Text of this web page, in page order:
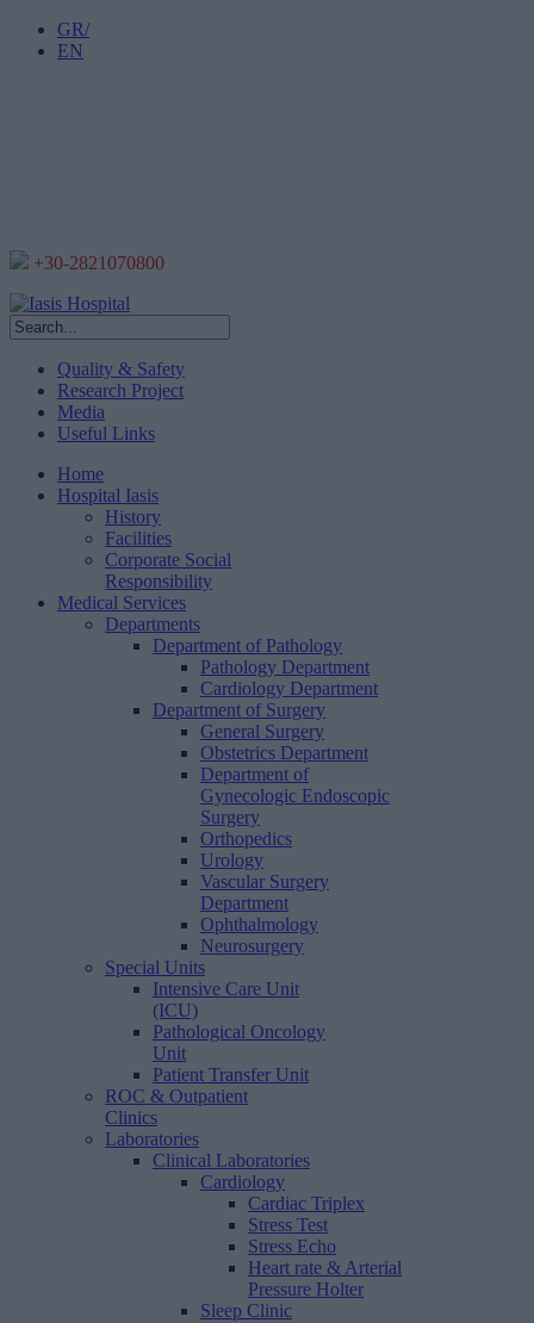
GR/
EN
+30-2821070800
Quality & Safety
Research Project
Media
Useful Links
Home
Hospital Iasis
History
Facilities
Corporate Social
Responsibility
Medical Services
Departments
Department of Pathology
Pathology Department
Cardiology Department
Department of Surgery
General Surgery
Obstetrics Department
Department of
Gynecologic Endoscopic
Surgery
Orthopedics
Urology
Vascular Surgery
Department
Ophthalmology
Neurosurgery
Special Units
Intensive Care Unit
(ICU)
Pathological Oncology
Unit
Patient Transfer Unit
ROC & Outpatient
Clinics
Laboratories
Clinical Laboratories
Cardiology
Cardiac Triplex
Stress Test
Stress Echo
Heart rate & Arterial
Pressure Holter
Sleep Clinic